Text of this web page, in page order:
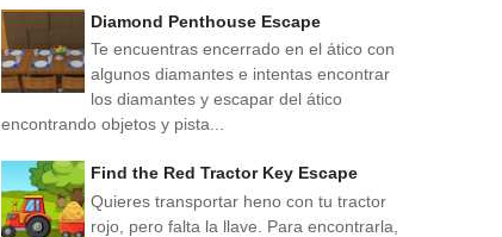
Diamond Penthouse Escape
Te encuentras encerrado en el ático con
algunos diamantes e intentas encontrar
los diamantes y escapar del ático
encontrando objetos y pista...
Find the Red Tractor Key Escape
Quieres transportar heno con tu tractor
rojo, pero falta la llave. Para encontrarla,